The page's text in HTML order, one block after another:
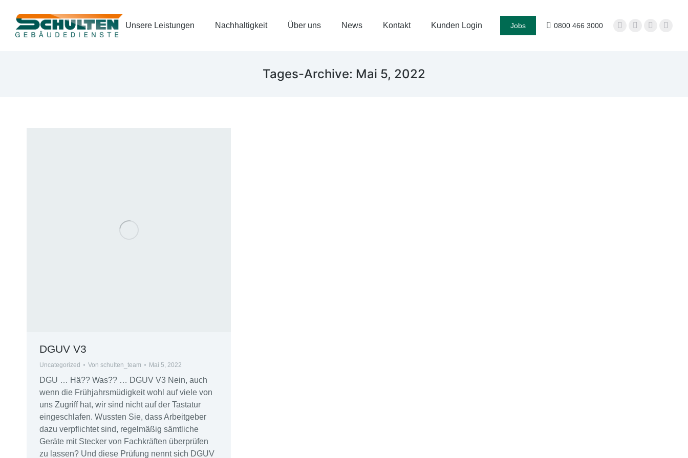
Unsere Leistungen Nachhaltigkeit Über uns News Kontakt Kunden Login Jobs 0800 466 3000
Tages-Archive: Mai 5, 2022
DGUV V3
Uncategorized Von schulten_team Mai 5, 2022
DGU … Hä?? Was?? … DGUV V3 Nein, auch
wenn die Frühjahrsmüdigkeit wohl auf viele von
uns Zugriff hat, wir sind nicht auf der Tastatur
eingeschlafen. Wussten Sie, dass Arbeitgeber
dazu verpflichtet sind, regelmäßig sämtliche
Geräte mit Stecker von Fachkräften überprüfen
zu lassen? Und diese Prüfung nennt sich DGUV